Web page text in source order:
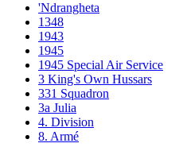
'Ndrangheta
1348
1943
1945
1945 Special Air Service
3 King's Own Hussars
331 Squadron
3a Julia
4. Division
8. Armé